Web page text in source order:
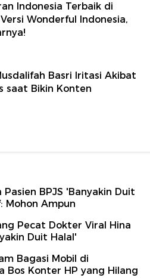
Indonesia Terbaik di
Wonderful Indonesia,
Basri Iritasi Akibat
saat Bikin Konten
BPJS 'Banyakin Duit
Mohon Ampun
Pecat Dokter Viral Hina
Duit Halal'
Bagasi Mobil di
Bos Konter HP yang Hilang